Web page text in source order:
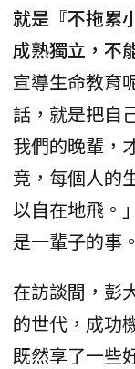
就是『不拖累
成熟獨立，不
宣導生命教育
話，就是把自
我們的晚輩，
竟，每個人的
以自在地飛。
是一輩子的事。
在訪談間，彭
的世代，成功
既然享了一些